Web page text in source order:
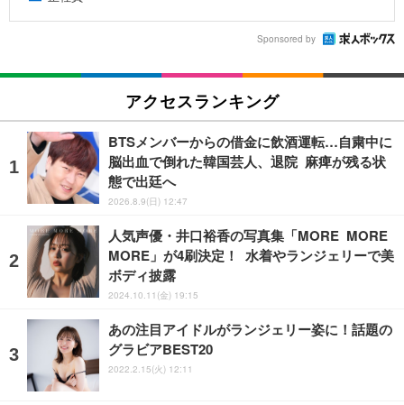
Sponsored by
アクセスランキング
BTSメンバーからの借金に飲酒運転…自粛中に
脳出血で倒れた韓国芸人、退院 麻痺が残る状
態で出廷へ
2026.8.9(日) 12:47
人気声優・井口裕香の写真集「MORE MORE
MORE」が4刷決定！ 水着やランジェリーで美
ボディ披露
2024.10.11(金) 19:15
あの注目アイドルがランジェリー姿に！話題の
グラビアBEST20
2022.2.15(火) 12:11